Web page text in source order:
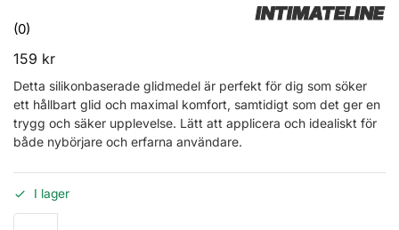
INTIMATELINE
(0)
159 kr
Detta silikonbaserade glidmedel är perfekt för dig som söker
ett hållbart glid och maximal komfort, samtidigt som det ger en
trygg och säker upplevelse. Lätt att applicera och idealiskt för
både nybörjare och erfarna användare.
I lager